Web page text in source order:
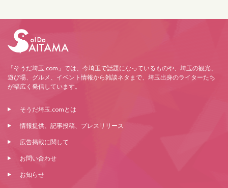
「そうだ埼玉.com」では、今埼玉で話題になっているものや、埼玉の観光、
遊び場、グルメ、イベント情報から雑談ネタまで、埼玉出身のライターたち
が幅広く発信しています。
そうだ埼玉.comとは
情報提供、記事投稿、プレスリリース
広告掲載に関して
お問い合わせ
お知らせ